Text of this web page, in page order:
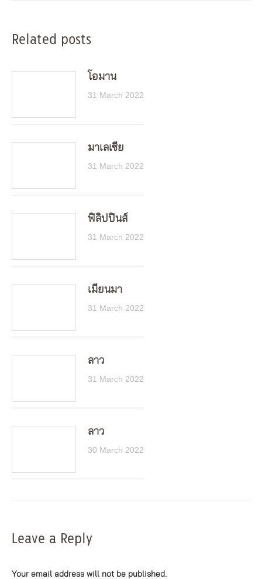
Related posts
โอมาน
31 March 2022
มาเลเซีย
31 March 2022
ฟิลิปปินส์
31 March 2022
เมียนมา
31 March 2022
ลาว
31 March 2022
ลาว
30 March 2022
Leave a Reply
Your email address will not be published.